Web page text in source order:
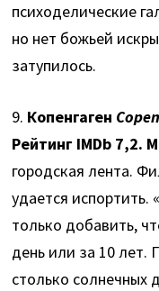
психоделические
но нет божьей
затупилось.
9. Копенгаген
Рейтинг IMDb 7,2.
городская лента.
удается испортить.
только добавить,
день или за 10 лет.
столько солнечных